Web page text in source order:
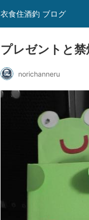
衣食住酒釣 ブログ
プレゼントと禁
norichanneru